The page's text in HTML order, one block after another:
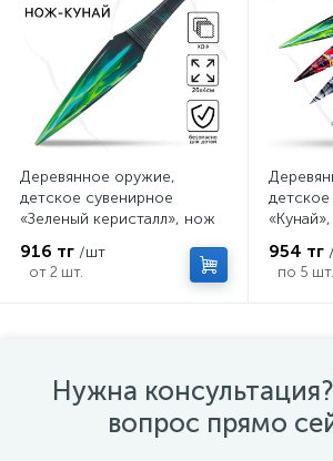
Деревянное оружие,
детское сувенирное
«Зеленый керисталл», нож
916 тг /шт
от 2 шт.
954 тг
по 5 шт.
Нужна
вопрос прямо